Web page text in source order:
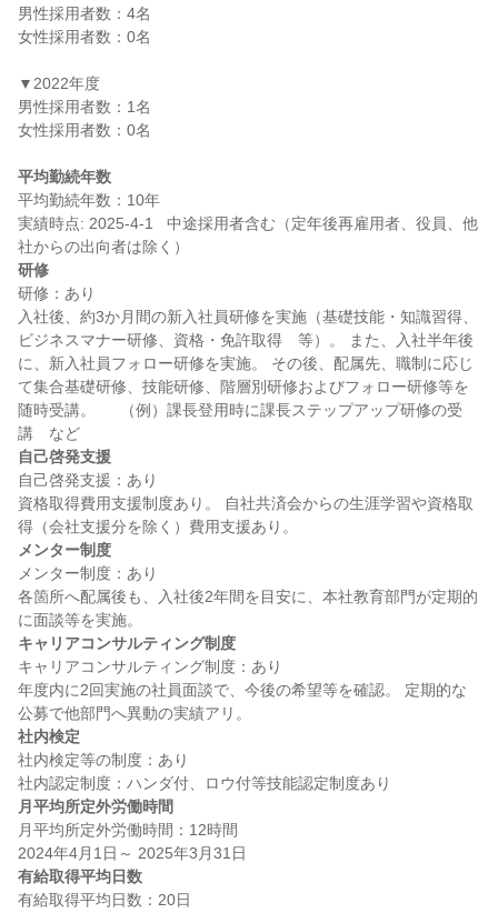
男性採用者数：4名
女性採用者数：0名
▼2022年度
男性採用者数：1名
女性採用者数：0名
平均勤続年数
平均勤続年数：10年
実績時点: 2025-4-1   中途採用者含む（定年後再雇用者、役員、他
研修
研修：あり
入社後、約3か月間の新入社員研修を実施（基礎技能・知識習得、
ビジネスマナー研修、資格・免許取得　等）。 また、入社半年後
に、新入社員フォロー研修を実施。 その後、配属先、職制に応じ
て集合基礎研修、技能研修、階層別研修およびフォロー研修等を
随時受講。  　（例）課長登用時に課長ステップアップ研修の受
自己啓発支援
自己啓発支援：あり
資格取得費用支援制度あり。 自社共済会からの生涯学習や資格取
メンター制度
メンター制度：あり
各箇所へ配属後も、入社後2年間を目安に、本社教育部門が定期的
キャリアコンサルティング制度
キャリアコンサルティング制度：あり
年度内に2回実施の社員面談で、今後の希望等を確認。 定期的な
社内検定
社内検定等の制度：あり
月平均所定外労働時間
月平均所定外労働時間：12時間
有給取得平均日数
有給取得平均日数：20日